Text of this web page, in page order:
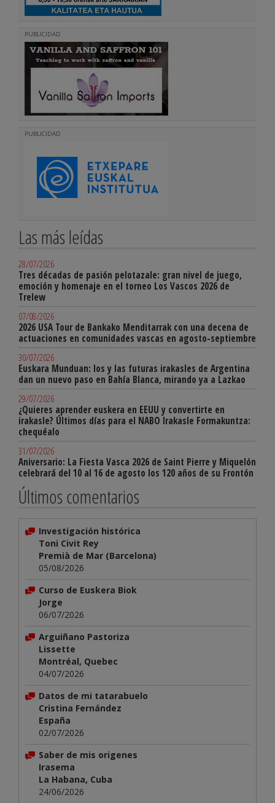
PUBLICIDAD
PUBLICIDAD
Las más leídas
28/07/2026
Tres décadas de pasión pelotazale: gran nivel de juego,
emoción y homenaje en el torneo Los Vascos 2026 de
Trelew
07/08/2026
2026 USA Tour de Bankako Menditarrak con una decena de
actuaciones en comunidades vascas en agosto-septiembre
30/07/2026
Euskara Munduan: los y las futuras irakasles de Argentina
dan un nuevo paso en Bahía Blanca, mirando ya a Lazkao
29/07/2026
¿Quieres aprender euskera en EEUU y convertirte en
irakasle? Últimos días para el NABO Irakasle Formakuntza:
chequéalo
31/07/2026
Aniversario: La Fiesta Vasca 2026 de Saint Pierre y Miquelón
celebrará del 10 al 16 de agosto los 120 años de su Frontón
Últimos comentarios
Investigación histórica
Toni Civit Rey
Premià de Mar (Barcelona)
05/08/2026
Curso de Euskera Biok
Jorge
06/07/2026
Arguiñano Pastoriza
Lissette
Montréal, Quebec
04/07/2026
Datos de mi tatarabuelo
Cristina Fernández
España
02/07/2026
Saber de mis origenes
Irasema
La Habana, Cuba
24/06/2026